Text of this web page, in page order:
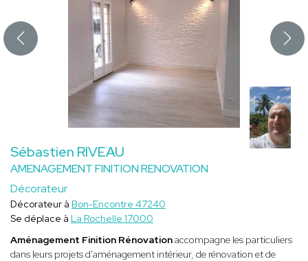
Sébastien RIVEAU
AMENAGEMENT FINITION RENOVATION
Décorateur
Décorateur à Bon-Encontre 47240
Se déplace à La Rochelle 17000
Aménagement Finition Rénovationaccompagne les particuliers
dans leurs projets d'aménagement intérieur, de rénovation et de